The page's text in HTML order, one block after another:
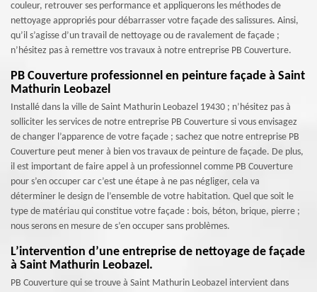
couleur, retrouver ses performance et appliquerons les méthodes de
nettoyage appropriés pour débarrasser votre façade des salissures. Ainsi,
qu’il s’agisse d’un travail de nettoyage ou de ravalement de façade ;
n’hésitez pas à remettre vos travaux à notre entreprise PB Couverture.
PB Couverture professionnel en peinture façade à Saint
Mathurin Leobazel
Installé dans la ville de Saint Mathurin Leobazel 19430 ; n’hésitez pas à
solliciter les services de notre entreprise PB Couverture si vous envisagez
de changer l’apparence de votre façade ; sachez que notre entreprise PB
Couverture peut mener à bien vos travaux de peinture de façade. De plus,
il est important de faire appel à un professionnel comme PB Couverture
pour s’en occuper car c’est une étape à ne pas négliger, cela va
déterminer le design de l’ensemble de votre habitation. Quel que soit le
type de matériau qui constitue votre façade : bois, béton, brique, pierre ;
nous serons en mesure de s’en occuper sans problèmes.
L’intervention d’une entreprise de nettoyage de façade
à Saint Mathurin Leobazel.
PB Couverture qui se trouve à Saint Mathurin Leobazel intervient dans